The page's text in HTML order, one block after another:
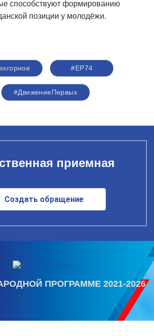
способствуют формированию
позиции у молодёжи.
#ЕР74
#ДвижениеПервых
приемная
Создать обращение
ПРОГРАММЕ 2021-2026